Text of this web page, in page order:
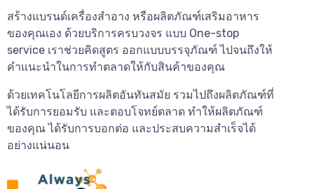
สร้างแบรนด์เครื่องสำอาง หรือผลิตภัณฑ์เสริมอาหาร
ของคุณเอง ด้วยบริการครบวงจร แบบ One-stop
service เราช่วยคิดสูตร ออกแบบบรรจุภัณฑ์ ไปจนถึงให้
คำแนะนำในการทำตลาดให้กับสินค้าของคุณ
ด้วยเทคโนโลยีการผลิตอันทันสมัย รวมไปถึงผลิตภัณฑ์ที่
ได้รับการยอมรับ และตอบโจทย์ตลาด ทำให้ผลิตภัณฑ์
ของคุณ ได้รับการบอกต่อ และประสบความสำเร็จได้
อย่างแน่นอน